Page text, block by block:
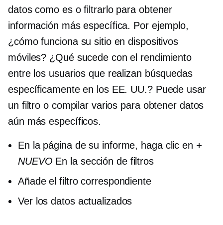
datoscomo eso filtrarlo para obtener
información más específica. Por ejemplo,
¿cómo funciona su sitio en dispositivos
móviles? ¿Qué sucede con el rendimiento
entre los usuarios que realizan búsquedas
específicamente en los EE. UU.? Puede usar
un filtro o compilar varios para obtener datos
aún más específicos.
En la página de su informe, haga clic en +
NUEVO En la sección de filtros
Añade el filtro correspondiente
Ver los datos actualizados